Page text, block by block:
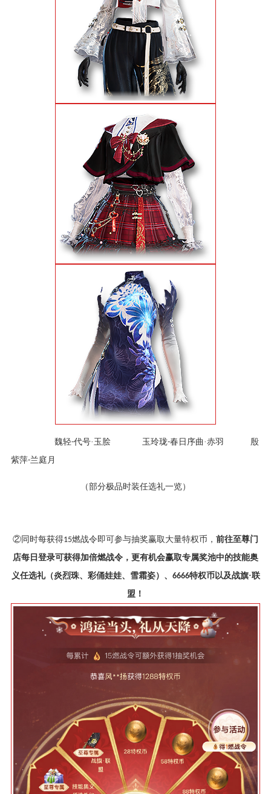
魏轻-代号·玉脍 玉玲珑-春日序曲·赤羽 殷
紫萍-兰庭月
（部分极品时装任选礼一览）
②同时每获得15燃战令即可参与抽奖赢取大量特权币， 前往至尊门
店每日登录可获得加倍燃战令，更有机会赢取专属奖池中的技能奥
义任选礼（炎烈珠、彩俑娃娃、雪霜姿）、 6666特权币以及战旗·联
盟！